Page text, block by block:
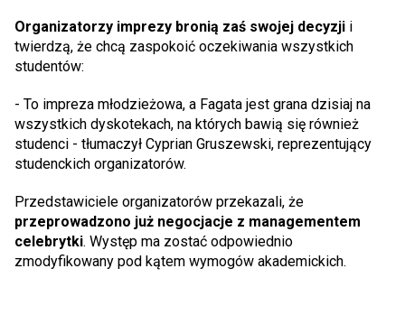
Organizatorzy imprezy bronią zaś swojej decyzji i
twierdzą, że chcą zaspokoić oczekiwania wszystkich
studentów:
- To impreza młodzieżowa, a Fagata jest grana dzisiaj na
wszystkich dyskotekach, na których bawią się również
studenci - tłumaczył Cyprian Gruszewski, reprezentujący
studenckich organizatorów.
Przedstawiciele organizatorów przekazali, że
przeprowadzono już negocjacje z managementem
celebrytki. Występ ma zostać odpowiednio
zmodyfikowany pod kątem wymogów akademickich.